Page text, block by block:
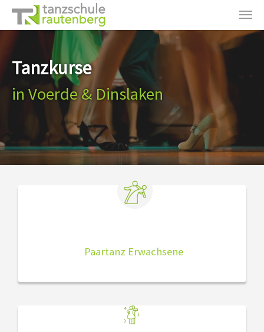
Zum Hauptinhalt springen
Tanzkurse
in Voerde & Dinslaken
Paartanz Erwachsene